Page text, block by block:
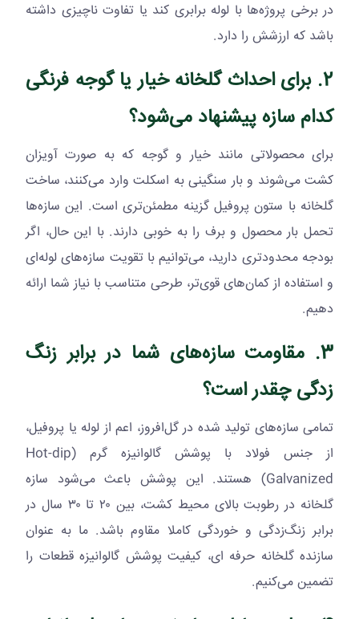
در برخی پروژه‌ها با لوله برابری کند یا تفاوت ناچیزی داشته
باشد که ارزشش را دارد.
2. برای احداث گلخانه خیار یا گوجه فرنگی
کدام سازه پیشنهاد می‌شود؟
برای محصولاتی مانند خیار و گوجه که به صورت آویزان
کشت می‌شوند و بار سنگینی به اسکلت وارد می‌کنند، ساخت
گلخانه با ستون پروفیل گزینه مطمئن‌تری است. این سازه‌ها
تحمل بار محصول و برف را به خوبی دارند. با این حال، اگر
بودجه محدودتری دارید، می‌توانیم با تقویت سازه‌های لوله‌ای
و استفاده از کمان‌های قوی‌تر، طرحی متناسب با نیاز شما ارائه
دهیم.
3. مقاومت سازه‌های شما در برابر زنگ
زدگی چقدر است؟
تمامی سازه‌های تولید شده در گل‌افروز، اعم از لوله یا پروفیل،
از جنس فولاد با پوشش گالوانیزه گرم (Hot-dip
Galvanized
) هستند. این پوشش باعث می‌شود سازه
گلخانه در رطوبت بالای محیط کشت، بین ۲۰ تا ۳۰ سال در
برابر زنگ‌زدگی و خوردگی کاملا مقاوم باشد. ما به عنوان
سازنده گلخانه حرفه ای، کیفیت پوشش گالوانیزه قطعات را
تضمین می‌کنیم.